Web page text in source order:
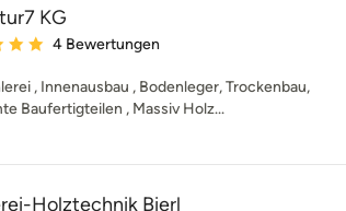
KG
Bewertung: 5 von 5 Sternen
4 Bewertungen
, Innenausbau , Bodenleger, Trockenbau,
Baufertigteilen , Massiv Holz...
Holztechnik Bierl